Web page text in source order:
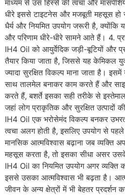
माध्यम से उस हिस्से की त्वचा और
धीरे इससे टाइटनेस और मजबूती महसूस हो
धैर्य और नियमित उपयोग जरूरी है, क्योंकि
और परिणाम धीरे-धीरे सामने आते हैं। 4.
IH4 Oil को आयुर्वेदिक जड़ी-बूटियों और
तैयार किया जाता है, जिससे यह केमिकल
ज्यादा सुरक्षित विकल्प माना जाता है।
साथ तालमेल बनाकर काम करते हैं और
करते हैं, बशर्ते इसका सही तरीके से
जहां लोग प्राकृतिक और सुरक्षित उत्पादों
IH4 Oil एक भरोसेमंद विकल्प बनकर
त्वचा अलग होती है, इसलिए उपयोग से
मानसिक आत्मविश्वास बढ़ाना जब व्यक्ति
महसूस करता है, तो इसका सीधा असर
IH4 Oil का नियमित उपयोग अगर व्यक्ति
इससे उसका आत्मविश्वास भी बढ़ता है।
जीवन के अन्य क्षेत्रों में भी बेहतर प्रदर्शन